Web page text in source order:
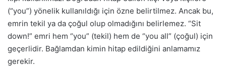
(“you”) yönelik kullanıldığı için özne belirtilmez. Ancak bu,
emrin tekil ya da çoğul olup olmadığını belirlemez. “Sit
down!” emri hem “you” (tekil) hem de “you all” (çoğul) için
geçerlidir. Bağlamdan kimin hitap edildiğini anlamamız
gerekir.